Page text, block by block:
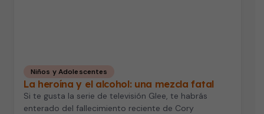
Niños y Adolescentes
La heroína y el alcohol: una mezcla fatal
Si te gusta la serie de televisión Glee, te habrás
enterado del fallecimiento reciente de Cory